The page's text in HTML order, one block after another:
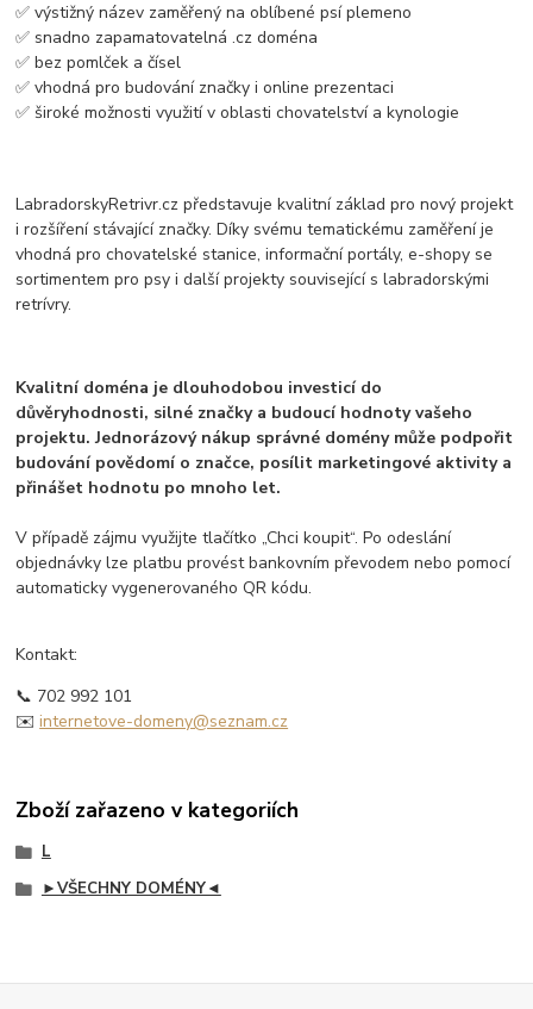
✅ výstižný název zaměřený na oblíbené psí plemeno
✅ snadno zapamatovatelná .cz doména
✅ bez pomlček a čísel
✅ vhodná pro budování značky i online prezentaci
✅ široké možnosti využití v oblasti chovatelství a kynologie
LabradorskyRetrivr.cz představuje kvalitní základ pro nový projekt
i rozšíření stávající značky. Díky svému tematickému zaměření je
vhodná pro chovatelské stanice, informační portály, e-shopy se
sortimentem pro psy i další projekty související s labradorskými
retrívry.
Kvalitní doména je dlouhodobou investicí do
důvěryhodnosti, silné značky a budoucí hodnoty vašeho
projektu. Jednorázový nákup správné domény může podpořit
budování povědomí o značce, posílit marketingové aktivity a
přinášet hodnotu po mnoho let.
V případě zájmu využijte tlačítko „Chci koupit“. Po odeslání
objednávky lze platbu provést bankovním převodem nebo pomocí
automaticky vygenerovaného QR kódu.
Kontakt:
📞 702 992 101
✉️internetove-domeny@seznam.cz
Zboží zařazeno v kategoriích
L
►VŠECHNY DOMÉNY◄